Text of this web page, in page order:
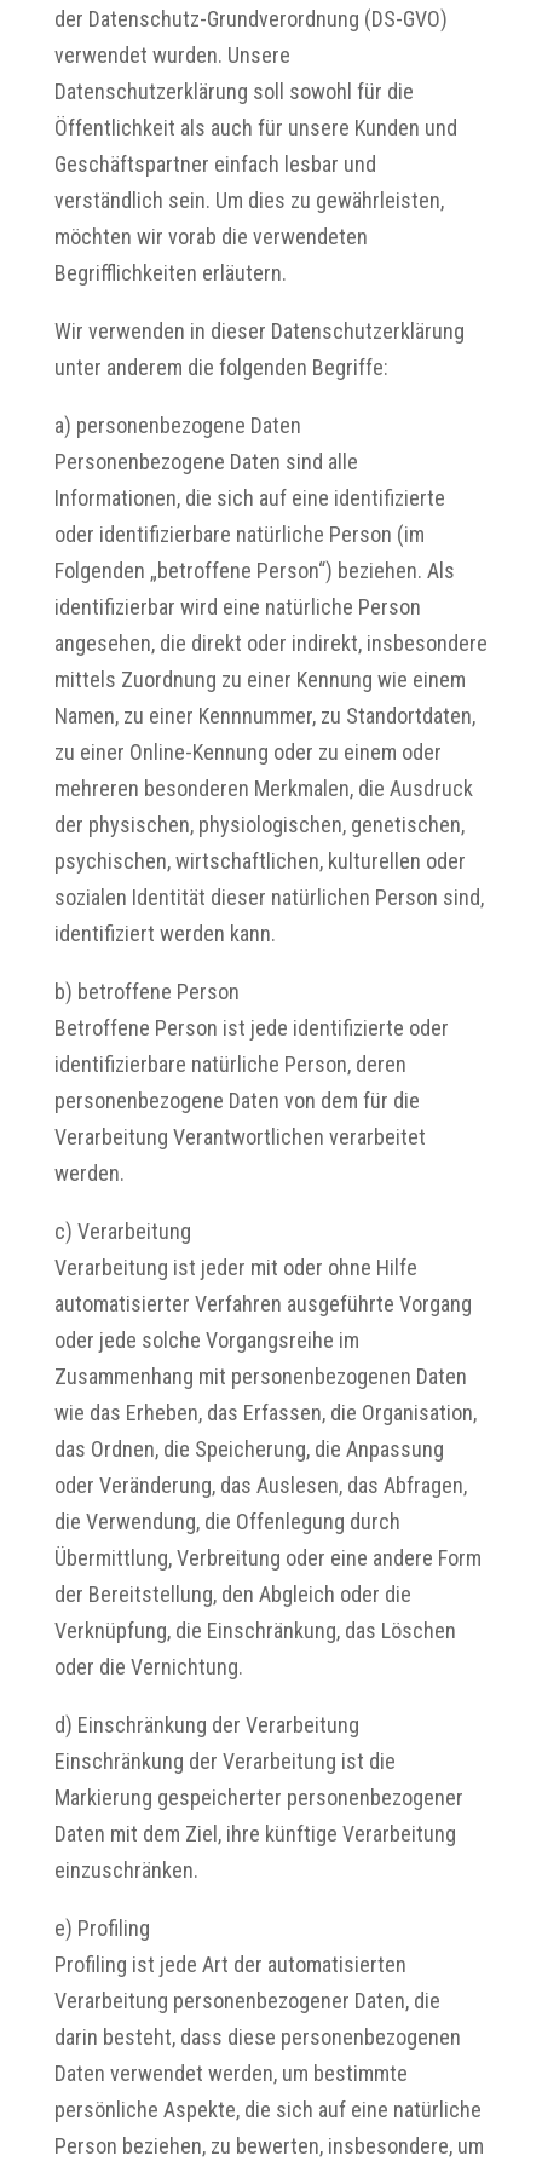
der Datenschutz-Grundverordnung (DS-GVO)
verwendet wurden. Unsere
Datenschutzerklärung soll sowohl für die
Öffentlichkeit als auch für unsere Kunden und
Geschäftspartner einfach lesbar und
verständlich sein. Um dies zu gewährleisten,
möchten wir vorab die verwendeten
Begrifflichkeiten erläutern.
Wir verwenden in dieser Datenschutzerklärung
unter anderem die folgenden Begriffe:
a) personenbezogene Daten
Personenbezogene Daten sind alle
Informationen, die sich auf eine identifizierte
oder identifizierbare natürliche Person (im
Folgenden „betroffene Person“) beziehen. Als
identifizierbar wird eine natürliche Person
angesehen, die direkt oder indirekt, insbesondere
mittels Zuordnung zu einer Kennung wie einem
Namen, zu einer Kennnummer, zu Standortdaten,
zu einer Online-Kennung oder zu einem oder
mehreren besonderen Merkmalen, die Ausdruck
der physischen, physiologischen, genetischen,
psychischen, wirtschaftlichen, kulturellen oder
sozialen Identität dieser natürlichen Person sind,
identifiziert werden kann.
b) betroffene Person
Betroffene Person ist jede identifizierte oder
identifizierbare natürliche Person, deren
personenbezogene Daten von dem für die
Verarbeitung Verantwortlichen verarbeitet
werden.
c) Verarbeitung
Verarbeitung ist jeder mit oder ohne Hilfe
automatisierter Verfahren ausgeführte Vorgang
oder jede solche Vorgangsreihe im
Zusammenhang mit personenbezogenen Daten
wie das Erheben, das Erfassen, die Organisation,
das Ordnen, die Speicherung, die Anpassung
oder Veränderung, das Auslesen, das Abfragen,
die Verwendung, die Offenlegung durch
Übermittlung, Verbreitung oder eine andere Form
der Bereitstellung, den Abgleich oder die
Verknüpfung, die Einschränkung, das Löschen
oder die Vernichtung.
d) Einschränkung der Verarbeitung
Einschränkung der Verarbeitung ist die
Markierung gespeicherter personenbezogener
Daten mit dem Ziel, ihre künftige Verarbeitung
einzuschränken.
e) Profiling
Profiling ist jede Art der automatisierten
Verarbeitung personenbezogener Daten, die
darin besteht, dass diese personenbezogenen
Daten verwendet werden, um bestimmte
persönliche Aspekte, die sich auf eine natürliche
Person beziehen, zu bewerten, insbesondere, um